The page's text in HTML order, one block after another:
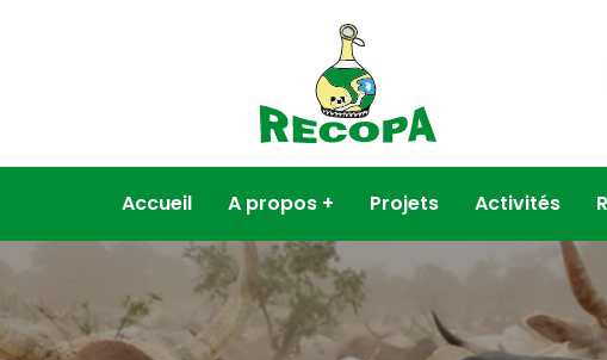
Accueil A propos Projets Activités